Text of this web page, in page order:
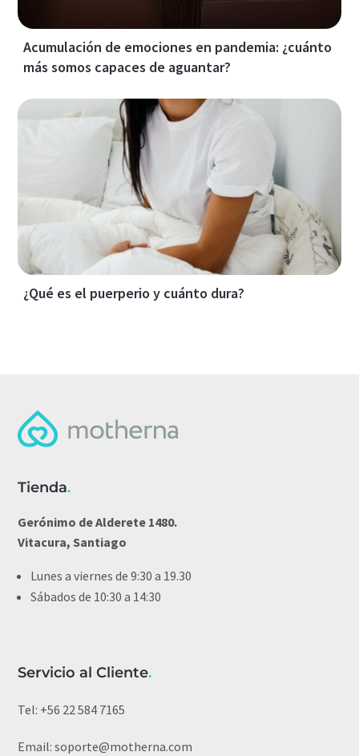
Acumulación de emociones en pandemia: ¿cuánto
más somos capaces de aguantar?
¿Qué es el puerperio y cuánto dura?
Tienda.
Gerónimo de Alderete 1480.
Vitacura, Santiago
Lunes a viernes de 9:30 a 19.30
Sábados de 10:30 a 14:30
Servicio al Cliente.
Tel: +56 22 584 7165
Email:soporte@motherna.com